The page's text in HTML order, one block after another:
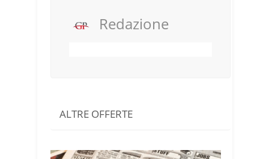
Redazione
ALTRE OFFERTE